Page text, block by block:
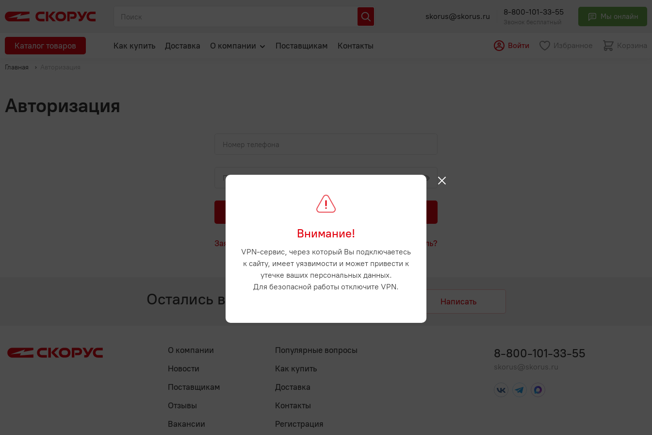
skorus@skorus.ru 8-800-101-33-55
Звонок бесплатный
Мы онлайн
Каталог товаров Как купить Доставка О компании Поставщикам Контакты Войти Избранное Корзина
Главная
Авторизация
Войти
Заявка на регистрацию Забыли пароль?
Остались вопросы? Напишите нам Написать
О компании
Новости
Поставщикам
Отзывы
Вакансии
Популярные вопросы
Как купить
Доставка
Контакты
Регистрация
8-800-101-33-55
skorus@skorus.ru
Внимание!
VPN-сервис, через который Вы подключаетесь
к сайту, имеет уязвимости и может привести к
утечке ваших персональных данных.
Для безопасной работы отключите VPN.